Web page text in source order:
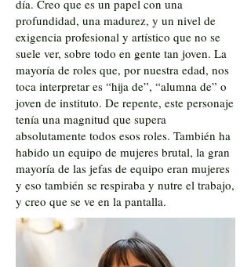
día. Creo que es un papel con una
profundidad, una madurez, y un nivel de
exigencia profesional y artístico que no se
suele ver, sobre todo en gente tan joven. La
mayoría de roles que, por nuestra edad, nos
toca interpretar es “hija de”, “alumna de” o
joven de instituto. De repente, este personaje
tenía una magnitud que supera
absolutamente todos esos roles. También ha
habido un equipo de mujeres brutal, la gran
mayoría de las jefas de equipo eran mujeres
y eso también se respiraba y nutre el trabajo,
y creo que se ve en la pantalla.